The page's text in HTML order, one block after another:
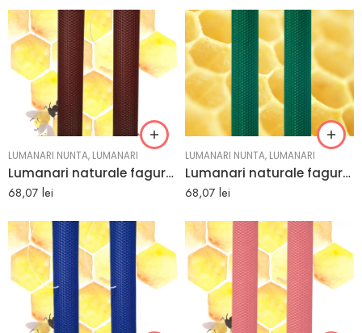
LUMANARI NUNTA, LUMANARI
Lumanari naturale fagure din ceara de albine colorata maro
68,07 lei
LUMANARI NUNTA, LUMANARI
Lumanari naturale fagure din ceara de albine colorata verde
68,07 lei